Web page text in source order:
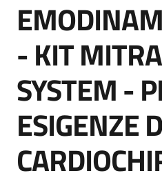
English
site
Seguici
su
- KIT
SYSTEM -
ESIGENZE